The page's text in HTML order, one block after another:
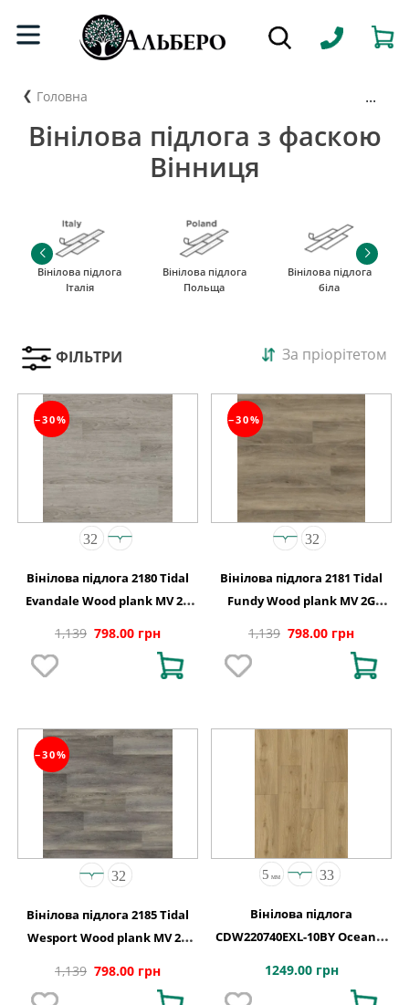
Головна ...
Вінілова підлога з фаскою
Вінниця
Вінілова підлога
Італія
Вінілова підлога
Польща
Вінілова підлога
біла
ФІЛЬТРИ За пріорітетом
−30%
Вінілова підлога 2180 Tidal
Evandale Wood plank MV 2G
1,139 798.00 грн
−30%
Вінілова підлога 2181 Tidal
Fundy Wood plank MV 2G
1,139 798.00 грн
−30%
Вінілова підлога 2185 Tidal
Wesport Wood plank MV 2G
1,139 798.00 грн
Вінілова підлога
CDW220740EXL-10BY Oceania
1220x180x5
1249.00 грн